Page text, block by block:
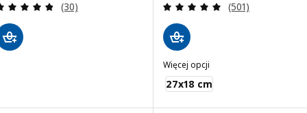
Recenzja: 4.8 z 5 gwiazdki. Łączna liczba recenzji:
(30) Recenzja: 4.9
(501)
Więcej opcji
MIXTUR
27x18 cm